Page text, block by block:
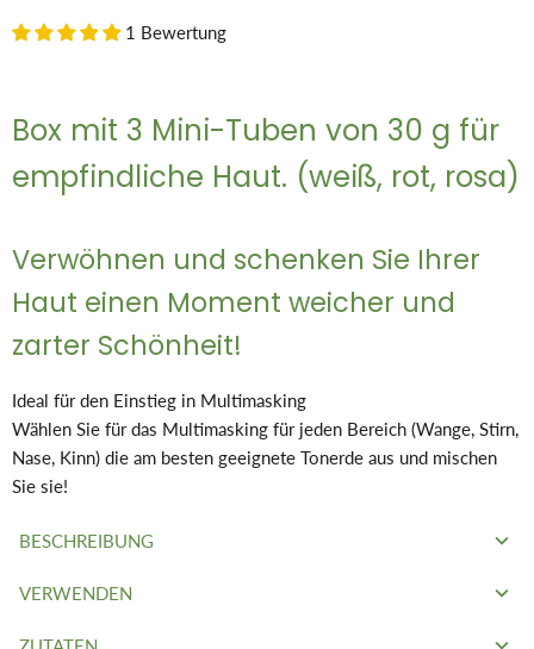
1 Bewertung
Box mit 3 Mini-Tuben von 30 g für
empfindliche Haut. (weiß, rot, rosa)
Verwöhnen und schenken Sie Ihrer
Haut einen Moment weicher und
zarter Schönheit!
Ideal für den Einstieg in Multimasking
Wählen Sie für das Multimasking für jeden Bereich (Wange, Stirn,
Nase, Kinn) die am besten geeignete Tonerde aus und mischen
Sie sie!
BESCHREIBUNG
Roter Tonist besonders reich an Mineralien und Eisenoxiden.
VERWENDEN